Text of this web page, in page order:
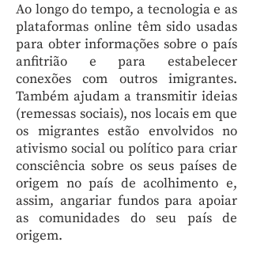
Ao longo do tempo, a tecnologia e as
plataformas online têm sido usadas
para obter informações sobre o país
anfitrião e para estabelecer
conexões com outros imigrantes.
Também ajudam a transmitir ideias
(remessas sociais), nos locais em que
os migrantes estão envolvidos no
ativismo social ou político para criar
consciência sobre os seus países de
origem no país de acolhimento e,
assim, angariar fundos para apoiar
as comunidades do seu país de
origem.